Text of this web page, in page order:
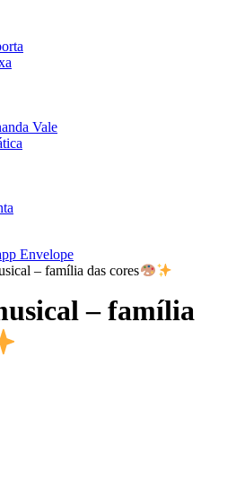
Vale
Envelope
– família das cores
– família